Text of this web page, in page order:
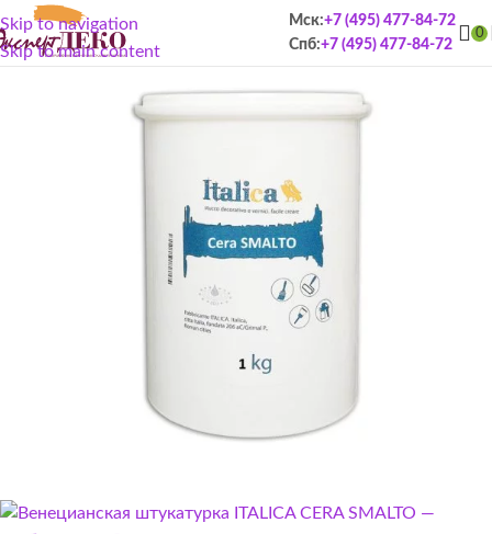
Skip to navigation
Skip to main content
Мск:+7 (495) 477-84-72
Спб:+7 (495) 477-84-72
0